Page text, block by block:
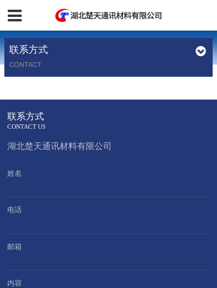
联系方式
CONTACT
联系方式
CONTACT US
湖北楚天通讯材料有限公司
姓名
电话
邮箱
内容